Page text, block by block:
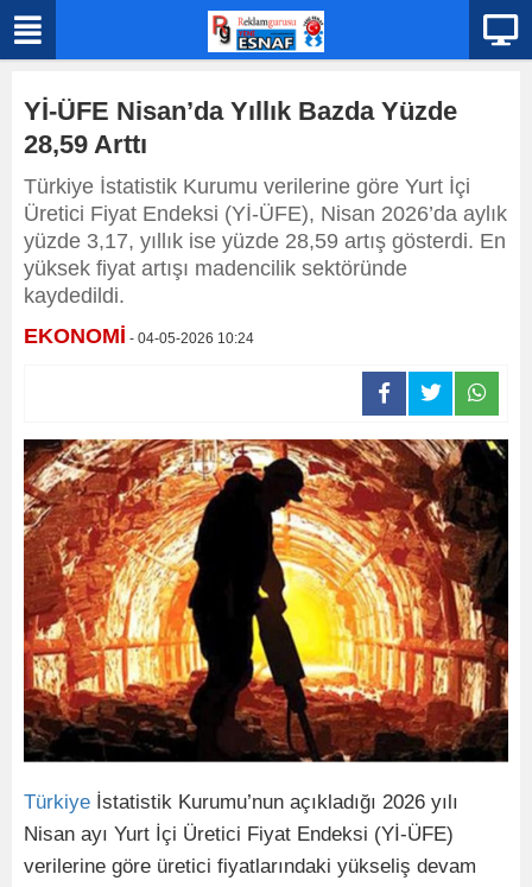
Yİ-ÜFE Nisan’da Yıllık Bazda Yüzde
28,59 Arttı
Türkiye İstatistik Kurumu verilerine göre Yurt İçi
Üretici Fiyat Endeksi (Yİ-ÜFE), Nisan 2026’da aylık
yüzde 3,17, yıllık ise yüzde 28,59 artış gösterdi. En
yüksek fiyat artışı madencilik sektöründe
kaydedildi.
EKONOMİ - 04-05-2026 10:24
Türkiye İstatistik Kurumu’nun açıkladığı 2026 yılı
Nisan ayı Yurt İçi Üretici Fiyat Endeksi (Yİ-ÜFE)
verilerine göre üretici fiyatlarındaki yükseliş devam